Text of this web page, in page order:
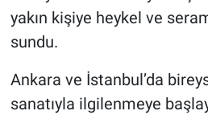
yakın kişiye heykel ve
sundu.
Ankara ve İstanbul’da
sanatıyla ilgilenmeye